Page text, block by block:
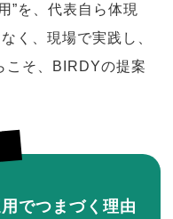
”を、代表自ら体現
く、現場で実践し、
こそ、BIRDYの提案
でつまづく理由